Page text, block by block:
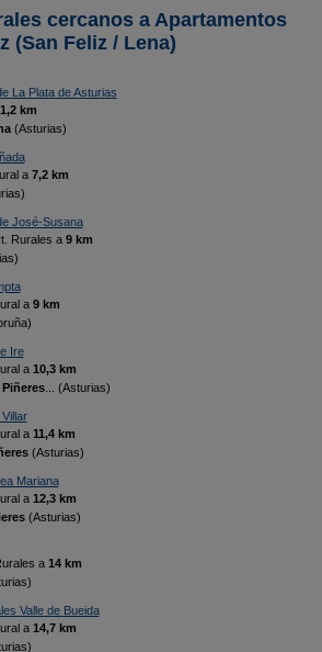
cercanos a Apartamentos
(San Feliz / Lena)
La Plata de Asturias
1,2 km
(Asturias)
a 7,2 km
José-Susana
Rurales a 9 km
a 9 km
Ire
a 10,3 km
... (Asturias)
a 11,4 km
(Asturias)
Mariana
a 12,3 km
(Asturias)
a 14 km
Valle de Bueida
a 14,7 km